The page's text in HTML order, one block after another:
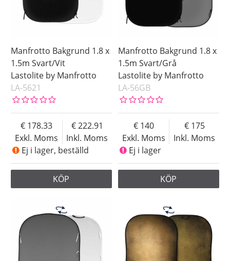
Pris
Purple
White
Yellow
Saldo
I lager
Beställd
Ej i lager
Manfrotto Bakgrund 1.8 x
1.5m Svart/Vit
Lastolite by Manfrotto
LA-5621
Exkl. Moms
178.33
Inkl. Moms
222.91
Ej i lager, beställd
KÖP
Manfrotto Bakgrund 1.8 x
1.5m Svart/Grå
Lastolite by Manfrotto
LA-56GB
Exkl. Moms
140
Inkl. Moms
175
Ej i lager
KÖP